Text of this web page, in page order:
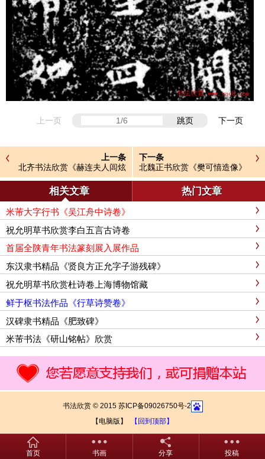
上一页 跳页 下一页
上一条
北齐书法欣赏《赫连夫人闾炫
墓志》
下一条
北魏正书欣赏《樊可憘造像》
相关文章 热门文章
米芾大字行书《吴江舟中诗卷》
祝允明草书欣赏李白五言古诗卷
首届全陕青年书法篆刻展入展作品
东汉隶书精品《贤良方正允字子游残碑》
祝允明草书欣赏杜诗卷上海博物馆藏
鲜于枢书法作品《行草诗赞卷》
汉碑隶书精品《肥致碑》
米芾书法《研山铭帖》欣赏
书法欣赏 © 2015 苏ICP备09026750号-2
【电脑版】
【回到顶部】
首页 书画 分享 投稿